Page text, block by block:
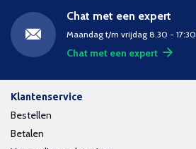
Chat met een expert
Maandag t/m vrijdag 8.30 - 17:30
Chat met een expert
Klantenservice
Bestellen
Betalen